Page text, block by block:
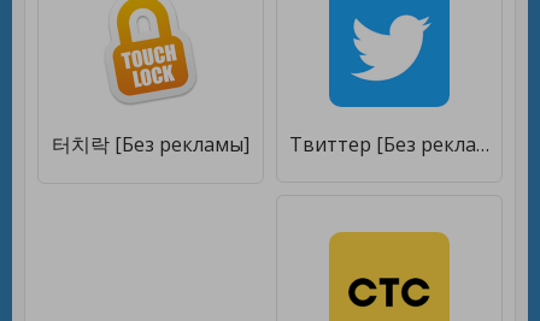
터치락 [Без рекламы] Твиттер [Без рекламы]